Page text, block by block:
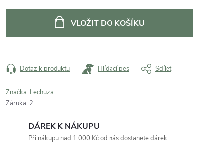
VLOŽIT DO KOŠÍKU
Dotaz k produktu Hlídací pes Sdílet
Značka: Lechuza
Záruka: 2
DÁREK K NÁKUPU
Při nákupu nad 1 000 Kč od nás dostanete dárek.